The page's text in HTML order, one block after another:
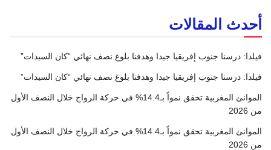
أحدث المقالات
فيلدا: درسنا جنوب إفريقيا جيدا وهدفنا بلوغ نصف نهائي “كان السيدات”
فيلدا: درسنا جنوب إفريقيا جيدا وهدفنا بلوغ نصف نهائي “كان السيدات”
الموانئ المغربية تحقق نمواً بـ14.4% في حركة الرواج خلال النصف الأول
من 2026
الموانئ المغربية تحقق نمواً بـ14.4% في حركة الرواج خلال النصف الأول
من 2026